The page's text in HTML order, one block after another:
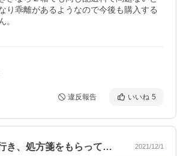
り乖離があるようなので今後も購入する
。
違反報告 いいね 5
今まで眼科に行き、処方箋をもらってから… 2021/12/1